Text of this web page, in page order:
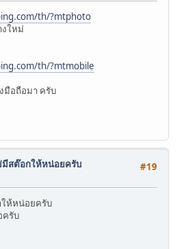
th/?mtphoto
งใหม่
th/?mtmobile
มือถือมา ครับ
#19
สต๊อกให้หน่อยครับ
ห้หน่อยครับ
ครับ